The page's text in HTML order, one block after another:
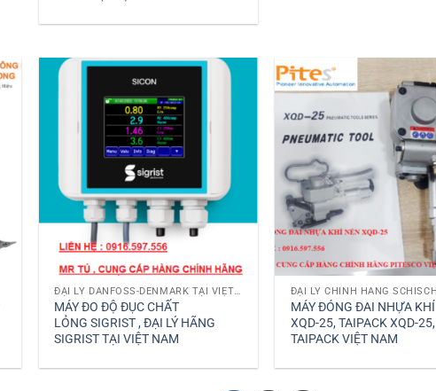
ĐẠI LÝ DANFOSS-DENMARK TẠI VIỆT NAM
MÁY ĐO ĐỘ ĐỤC CHẤT
LỎNG SIGRIST , ĐẠI LÝ HÃNG
SIGRIST TẠI VIỆT NAM
MÁY ĐÓNG ĐAI NHỰA
XQD-25, TAIPACK XQD-25,
TAIPACK VIỆT NAM